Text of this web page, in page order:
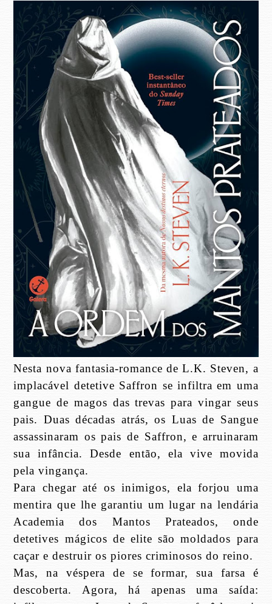
Nesta nova fantasia-romance de L.K. Steven, a
implacável detetive Saffron se infiltra em uma
gangue de magos das trevas para vingar seus
pais. Duas décadas atrás, os Luas de Sangue
assassinaram os pais de Saffron, e arruinaram
sua infância. Desde então, ela vive movida
pela vingança.
Para chegar até os inimigos, ela forjou uma
mentira que lhe garantiu um lugar na lendária
Academia dos Mantos Prateados, onde
detetives mágicos de elite são moldados para
caçar e destruir os piores criminosos do reino.
Mas, na véspera de se formar, sua farsa é
descoberta. Agora, há apenas uma saída: